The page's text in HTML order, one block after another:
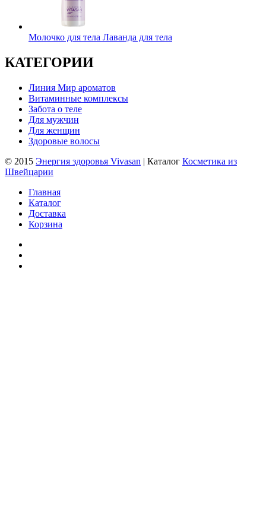
Молочко для тела Лаванда для тела
КАТЕГОРИИ
Линия Мир ароматов
Витаминные комплексы
Забота о теле
Для мужчин
Для женщин
Здоровые волосы
© 2015 Энергия здоровья Vivasan | Каталог Косметика из
Швейцарии
Главная
Каталог
Доставка
Корзина